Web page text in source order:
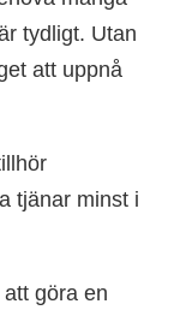
tydligt. Utan
att uppnå
tjänar minst i
göra en